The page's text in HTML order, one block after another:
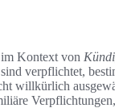
Kontext von
verpflichtet,
willkürlich